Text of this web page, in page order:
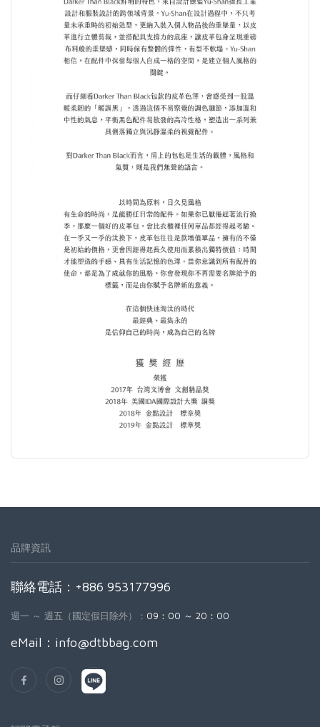
品牌資訊
聯絡電話：+886 953177996
週一 ～ 週五（國定假日除外）： 09：00 ～ 20：00
eMail： info@dtbbag.com